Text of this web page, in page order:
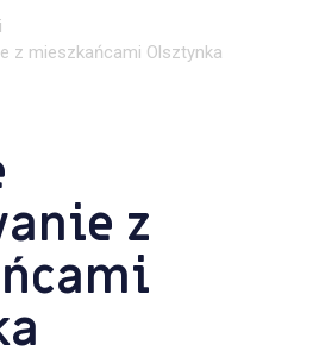
z mieszkańcami Olsztynka
z